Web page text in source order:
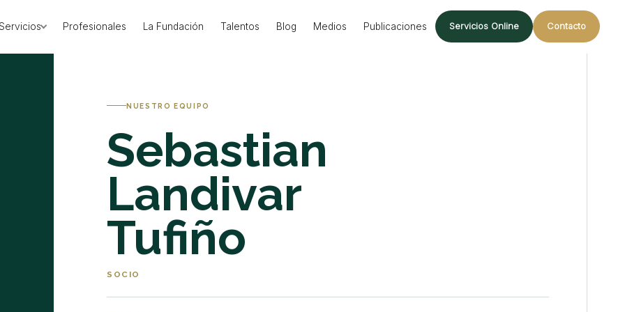
Profesionales La Fundación Talentos Blog Medios Publicaciones Servicios Online Contacto
NUESTRO EQUIPO
Sebastian
Landivar
Tufiño
SOCIO